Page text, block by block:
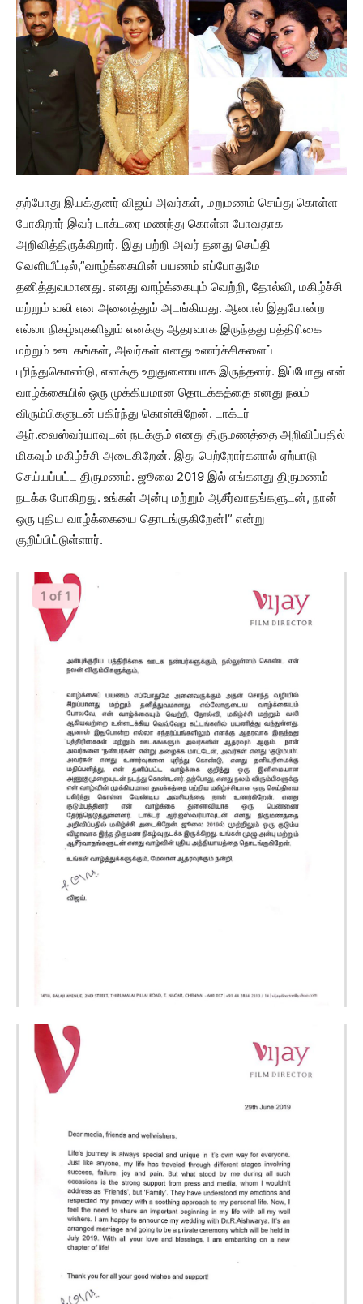
தற்போது இயக்குனர் விஜய் அவர்கள், மறுமணம் செய்து கொள்ள
போகிறார் இவர் டாக்டரை மணந்து கொள்ள போவதாக
அறிவித்திருக்கிறார். இது பற்றி அவர் தனது செய்தி
வெளியீட்டில்,”வாழ்க்கையின் பயணம் எப்போதுமே
தனித்துவமானது. எனது வாழ்க்கையும் வெற்றி, தோல்வி, மகிழ்ச்சி
மற்றும் வலி என அனைத்தும் அடங்கியது. ஆனால் இதுபோன்ற
எல்லா நிகழ்வுகளிலும் எனக்கு ஆதரவாக இருந்தது பத்திரிகை
மற்றும் ஊடகங்கள், அவர்கள் எனது உணர்ச்சிகளைப்
புரிந்துகொண்டு, எனக்கு உறுதுணையாக இருந்தனர். இப்போது என்
வாழ்க்கையில் ஒரு முக்கியமான தொடக்கத்தை எனது நலம்
விரும்பிகளுடன் பகிர்ந்து கொள்கிறேன். டாக்டர்
ஆர்.வைஸ்வர்யாவுடன் நடக்கும் எனது திருமணத்தை அறிவிப்பதில்
மிகவும் மகிழ்ச்சி அடைகிறேன். இது பெற்றோர்களால் ஏற்பாடு
செய்யப்பட்ட திருமணம். ஜூலை 2019 இல் எங்களது திருமணம்
நடக்க போகிறது. உங்கள் அன்பு மற்றும் ஆசீர்வாதங்களுடன், நான்
ஒரு புதிய வாழ்க்கையை தொடங்குகிறேன்!” என்று
குறிப்பிட்டுள்ளார்.